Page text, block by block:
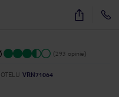
29
(293 opinie)
VRN71064